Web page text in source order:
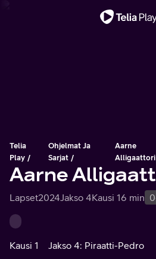
Telia
Play
Ohjelmat Ja
Sarjat
Aarne
Alligaattori
Aarne
Lapset2024Jakso 4Kausi 16 min
Kausi 1 Jakso 4: Piraatti-Pedro